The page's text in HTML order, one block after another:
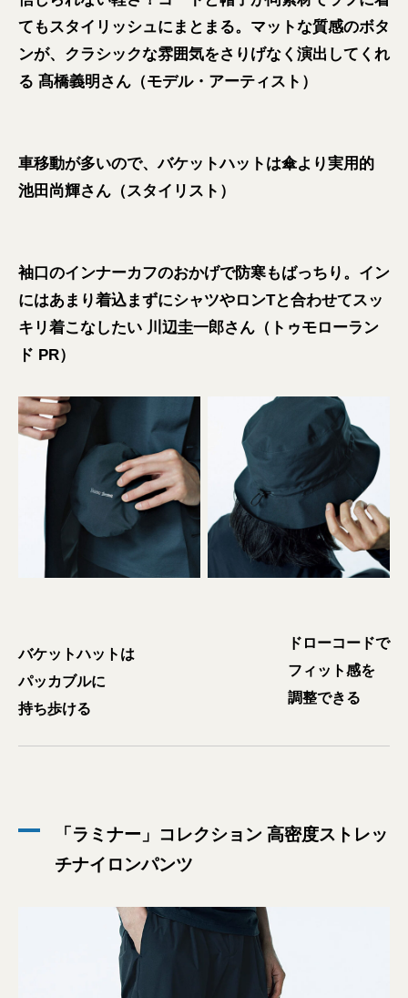
てもスタイリッシュにまとまる。マットな質感のボタ
ンが、クラシックな雰囲気をさりげなく演出してくれ
る 髙橋義明さん（モデル・アーティスト）
車移動が多いので、バケットハットは傘より実用的
池田尚輝さん（スタイリスト）
袖口のインナーカフのおかげで防寒もばっちり。イン
にはあまり着込まずにシャツやロンTと合わせてスッ
キリ着こなしたい 川辺圭一郎さん（トゥモローラン
ド PR）
バケットハットは
パッカブルに
持ち歩ける
ドローコードで
フィット感を
調整できる
「ラミナー」コレクション 高密度ストレッ
チナイロンパンツ